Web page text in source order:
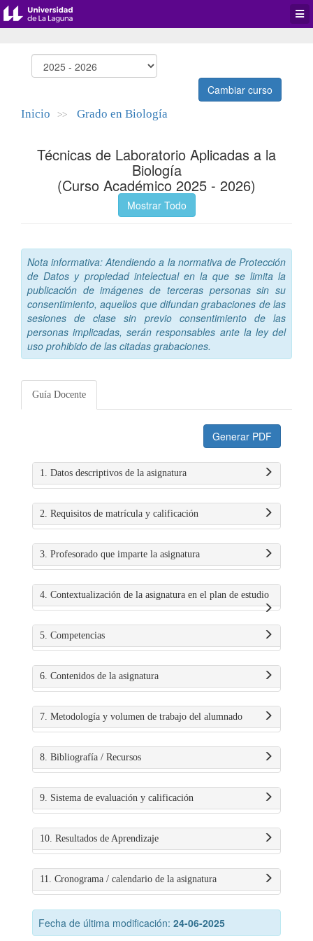
Cambiar curso
Inicio >> Grado en Biología
Técnicas de Laboratorio Aplicadas a la
Biología
(Curso Académico 2025 - 2026)
Mostrar Todo
Nota informativa: Atendiendo a la normativa de Protección
de Datos y propiedad intelectual en la que se limita la
publicación de imágenes de terceras personas sin su
consentimiento, aquellos que difundan grabaciones de las
sesiones de clase sin previo consentimiento de las
personas implicadas, serán responsables ante la ley del
uso prohibido de las citadas grabaciones.
Guía Docente
Generar PDF
1. Datos descriptivos de la asignatura
2. Requisitos de matrícula y calificación
3. Profesorado que imparte la asignatura
4. Contextualización de la asignatura en el plan de estudio
5. Competencias
6. Contenidos de la asignatura
7. Metodología y volumen de trabajo del alumnado
8. Bibliografía / Recursos
9. Sistema de evaluación y calificación
10. Resultados de Aprendizaje
11. Cronograma / calendario de la asignatura
Fecha de última modificación: 24-06-2025